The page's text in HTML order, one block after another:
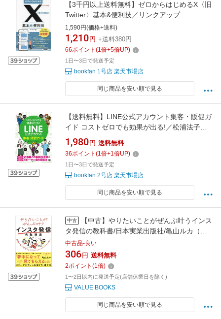
【3千円以上送料無料】ゼロからはじめるX〈旧
Twitter〉基本&便利技／リンクアップ
1,590円(価格+送料)
1,210 円 +送料380円
66ポイント (1倍+5倍UP)
1日〜3日で発送予定
bookfan 1号店 楽天市場店
同じ商品を安い順で見る
【送料無料】LINE公式アカウント集客・販促ガ
イド コストゼロでも効果が出る!／松浦法子
／・著深谷歩
1,980 円 送料無料
36ポイント (1倍+1倍UP)
1日〜3日で発送予定
bookfan 2号店 楽天市場店
同じ商品を安い順で見る
中古
【中古】やりたいことがぜんぶ叶うインス
タ発信の教科書/日本実業出版社/亀山ルカ（単
行本（ソフトカバー））
中古品-良い
306 円 送料無料
2ポイント (1倍)
1〜2日以内に発送予定(店舗休業日を除く)
VALUE BOOKS
同じ商品を安い順で見る